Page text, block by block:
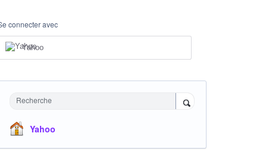
connecter avec
Yahoo
Recherche
Yahoo